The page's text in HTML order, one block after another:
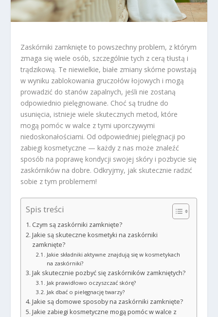
Zaskórniki zamknięte to powszechny problem, z którym
zmaga się wiele osób, szczególnie tych z cerą tłustą i
trądzikową. Te niewielkie, białe zmiany skórne powstają
w wyniku zablokowania gruczołów łojowych i mogą
prowadzić do stanów zapalnych, jeśli nie zostaną
odpowiednio pielęgnowane. Choć są trudne do
usunięcia, istnieje wiele skutecznych metod, które
mogą pomóc w walce z tymi uporczywymi
niedoskonałościami. Od odpowiedniej pielęgnacji po
zabiegi kosmetyczne — każdy z nas może znaleźć
sposób na poprawę kondycji swojej skóry i pozbycie się
zaskórników na dobre. Odkryjmy, jak skutecznie radzić
sobie z tym problemem!
Spis treści
Czym są zaskórniki zamknięte?
Jakie są skuteczne kosmetyki na zaskórniki
zamknięte?
Jakie składniki aktywne znajdują się w kosmetykach
na zaskórniki?
Jak skutecznie pozbyć się zaskórników zamkniętych?
Jak prawidłowo oczyszczać skórę?
Jak dbać o pielęgnację twarzy?
Jakie są domowe sposoby na zaskórniki zamknięte?
Jakie zabiegi kosmetyczne mogą pomóc w walce z